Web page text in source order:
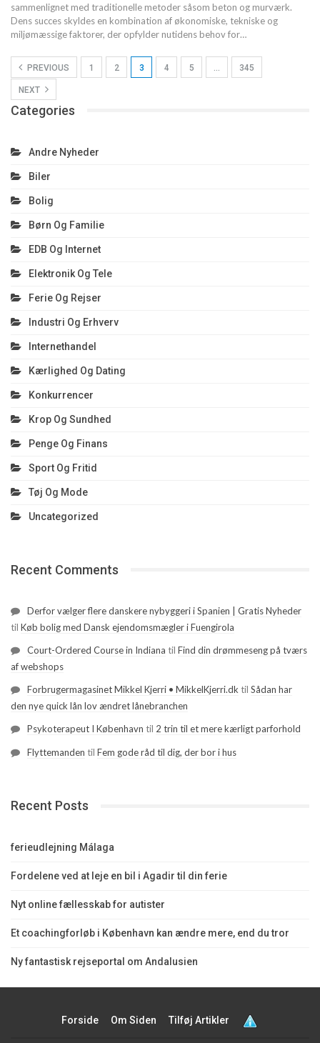
sammenlignet med traditionelle metoder såsom beton og murværk.
Dens succes skyldes en kombination af økonomiske, tekniske og
miljømæssige faktorer, der opfylder nutidens behov for…
PREVIOUS 1 2 3 4 5 … 345
NEXT
Categories
Andre Nyheder
Biler
Bolig
Børn Og Familie
EDB Og Internet
Elektronik Og Tele
Ferie Og Rejser
Industri Og Erhverv
Internethandel
Kærlighed Og Dating
Konkurrencer
Krop Og Sundhed
Penge Og Finans
Sport Og Fritid
Tøj Og Mode
Uncategorized
Recent Comments
Derfor vælger flere danskere nybyggeri i Spanien | Gratis Nyheder
til Køb bolig med Dansk ejendomsmægler i Fuengirola
Court-Ordered Course in Indiana til Find din drømmeseng på tværs
af webshops
Forbrugermagasinet Mikkel Kjerri • MikkelKjerri.dk til Sådan har
den nye quick lån lov ændret lånebranchen
Psykoterapeut I København til 2 trin til et mere kærligt parforhold
Flyttemanden til Fem gode råd til dig, der bor i hus
Recent Posts
ferieudlejning Málaga
Fordelene ved at leje en bil i Agadir til din ferie
Nyt online fællesskab for autister
Et coachingforløb i København kan ændre mere, end du tror
Ny fantastisk rejseportal om Andalusien
Forside Om Siden Tilføj Artikler